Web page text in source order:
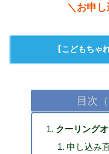
＼お申
【こどもちゃ
目次
クーリング
申し込み